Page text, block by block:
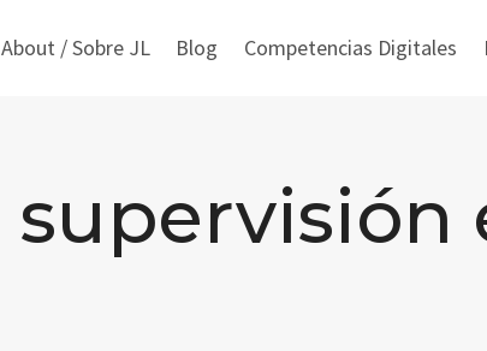
About / Sobre JL Blog Competencias Digitales
supervisión